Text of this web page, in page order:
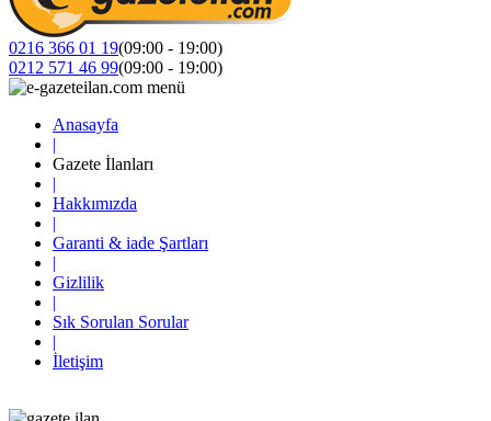
0216 366 01 19(09:00 - 19:00)
0212 571 46 99(09:00 - 19:00)
Anasayfa
|
Gazete İlanları
|
Hakkımızda
|
Garanti & iade Şartları
|
Gizlilik
|
Sık Sorulan Sorular
|
İletişim